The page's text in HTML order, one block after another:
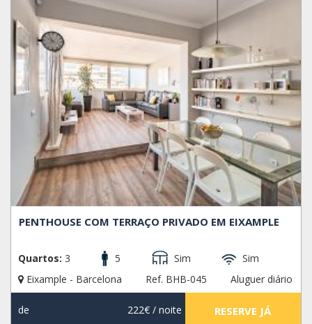
PENTHOUSE COM TERRAÇO PRIVADO EM EIXAMPLE
Quartos: 3 5 Sim
Sim
Eixample - Barcelona
Ref. BHB-045 Aluguer diário
de 222€/ noite RESERVE JÁ